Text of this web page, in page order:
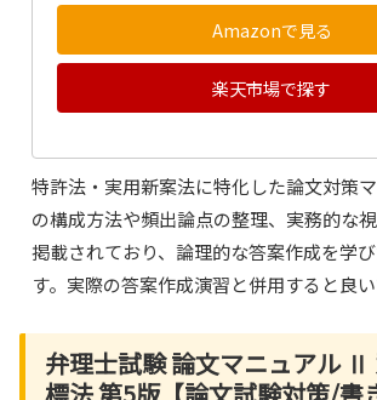
Amazonで見る
楽天市場で探す
特許法・実用新案法に特化した論文対策
の構成方法や頻出論点の整理、実務的な
掲載されており、論理的な答案作成を学
す。実際の答案作成演習と併用すると良い
弁理士試験 論文マニュアル Ⅱ